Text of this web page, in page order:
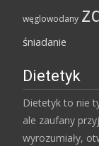
węglowodany
śniadanie
Dietetyk
Dietetyk to nie
ale zaufany
wyrozumiały,